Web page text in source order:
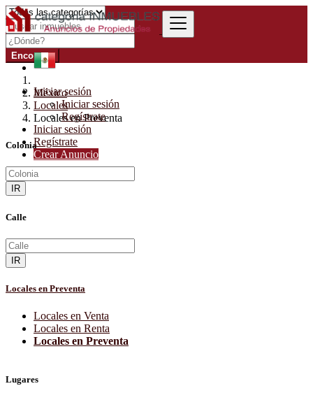
Iniciar sesión
Iniciar sesión
Regístrate
Iniciar sesión
Regístrate
Crear Anuncio
Encontrar
México
Locales
Locales en Preventa
Colonia
IR
Calle
IR
Locales en Preventa
Locales en Venta
Locales en Renta
Locales en Preventa
Lugares